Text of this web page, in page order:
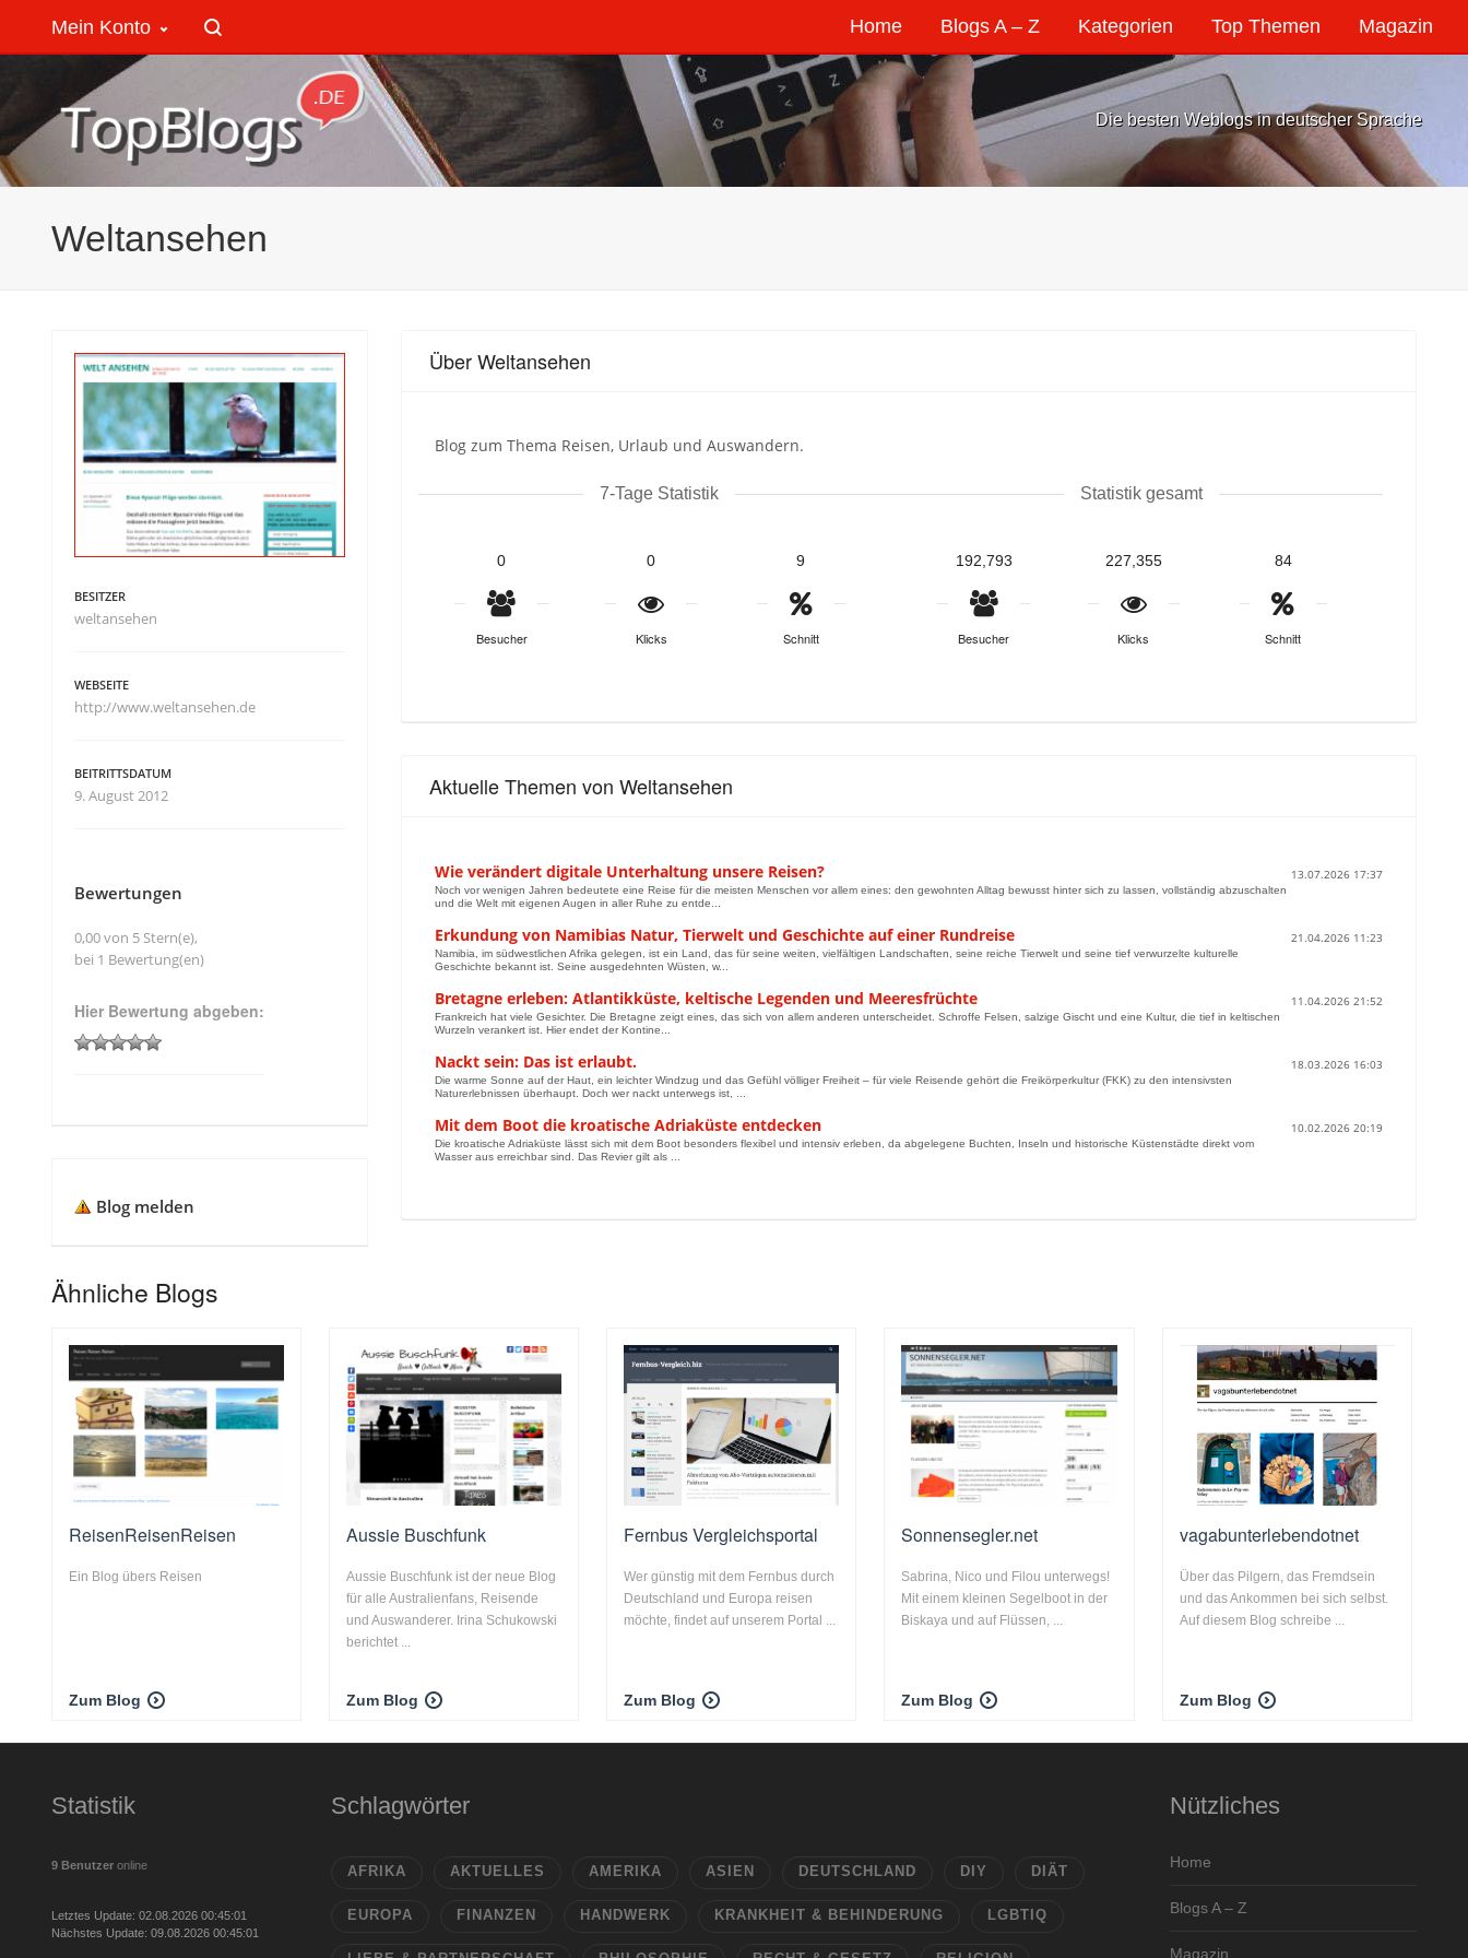
Home Blogs A – Z Kategorien Top Themen Magazin
Mein Konto
Die besten Weblogs in deutscher Sprache
Weltansehen
Über Weltansehen
Blog zum Thema Reisen, Urlaub und Auswandern.
7-Tage Statistik
0
Besucher
0
Klicks
9
Schnitt
Statistik gesamt
192,793
Besucher
227,355
Klicks
84
Schnitt
Aktuelle Themen von Weltansehen
Wie verändert digitale Unterhaltung unsere Reisen? 13.07.2026 17:37
Noch vor wenigen Jahren bedeutete eine Reise für die meisten Menschen vor allem eines: den gewohnten Alltag bewusst hinter sich zu lassen, vollständig abzuschalten
und die Welt mit eigenen Augen in aller Ruhe zu entde...
Erkundung von Namibias Natur, Tierwelt und Geschichte auf einer Rundreise 21.04.2026 11:23
Namibia, im südwestlichen Afrika gelegen, ist ein Land, das für seine weiten, vielfältigen Landschaften, seine reiche Tierwelt und seine tief verwurzelte kulturelle
Geschichte bekannt ist. Seine ausgedehnten Wüsten, w...
Bretagne erleben: Atlantikküste, keltische Legenden und Meeresfrüchte 11.04.2026 21:52
Frankreich hat viele Gesichter. Die Bretagne zeigt eines, das sich von allem anderen unterscheidet. Schroffe Felsen, salzige Gischt und eine Kultur, die tief in keltischen
Wurzeln verankert ist. Hier endet der Kontine...
Nackt sein: Das ist erlaubt. 18.03.2026 16:03
Die warme Sonne auf der Haut, ein leichter Windzug und das Gefühl völliger Freiheit – für viele Reisende gehört die Freikörperkultur (FKK) zu den intensivsten
Naturerlebnissen überhaupt. Doch wer nackt unterwegs ist, ...
Mit dem Boot die kroatische Adriaküste entdecken 10.02.2026 20:19
Die kroatische Adriaküste lässt sich mit dem Boot besonders flexibel und intensiv erleben, da abgelegene Buchten, Inseln und historische Küstenstädte direkt vom
Wasser aus erreichbar sind. Das Revier gilt als ...
BESITZER
weltansehen
WEBSEITE
http://www.weltansehen.de
BEITRITTSDATUM
9. August 2012
Bewertungen
0,00 von 5 Stern(e),
bei 1 Bewertung(en)
Hier Bewertung abgeben:
Blog melden
Ähnliche Blogs
ReisenReisenReisen
Ein Blog übers Reisen
Zum Blog
Aussie Buschfunk
Aussie Buschfunk ist der neue Blog
für alle Australienfans, Reisende
und Auswanderer. Irina Schukowski
berichtet ...
Zum Blog
Fernbus Vergleichsportal
Wer günstig mit dem Fernbus durch
Deutschland und Europa reisen
möchte, findet auf unserem Portal ...
Zum Blog
Sonnensegler.net
Sabrina, Nico und Filou unterwegs!
Mit einem kleinen Segelboot in der
Biskaya und auf Flüssen, ...
Zum Blog
vagabunterlebendotnet
Über das Pilgern, das Fremdsein
und das Ankommen bei sich selbst.
Auf diesem Blog schreibe ...
Zum Blog
Statistik
9 Benutzer online
Letztes Update: 02.08.2026 00:45:01
Nächstes Update: 09.08.2026 00:45:01
Schlagwörter
AFRIKA AKTUELLES AMERIKA ASIEN DEUTSCHLAND DIY DIÄT
EUROPA FINANZEN HANDWERK KRANKHEIT & BEHINDERUNG LGBTIQ
Nützliches
Home
Blogs A – Z
Magazin